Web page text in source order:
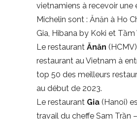
vietnamiens à recevoir une
Michelin sont : Ănăn à Ho
Gia, Hibana by Koki et Tầm
Le restaurant Ănăn
restaurant au Vietnam à
top 50 des meilleurs
au début de 2023.
Le restaurant Gia (Hanoi)
travail du cheffe Sam Trần